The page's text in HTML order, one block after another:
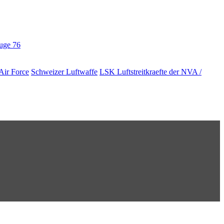
76
Force Schweizer Luftwaffe LSK Luftstreitkraefte der NVA /